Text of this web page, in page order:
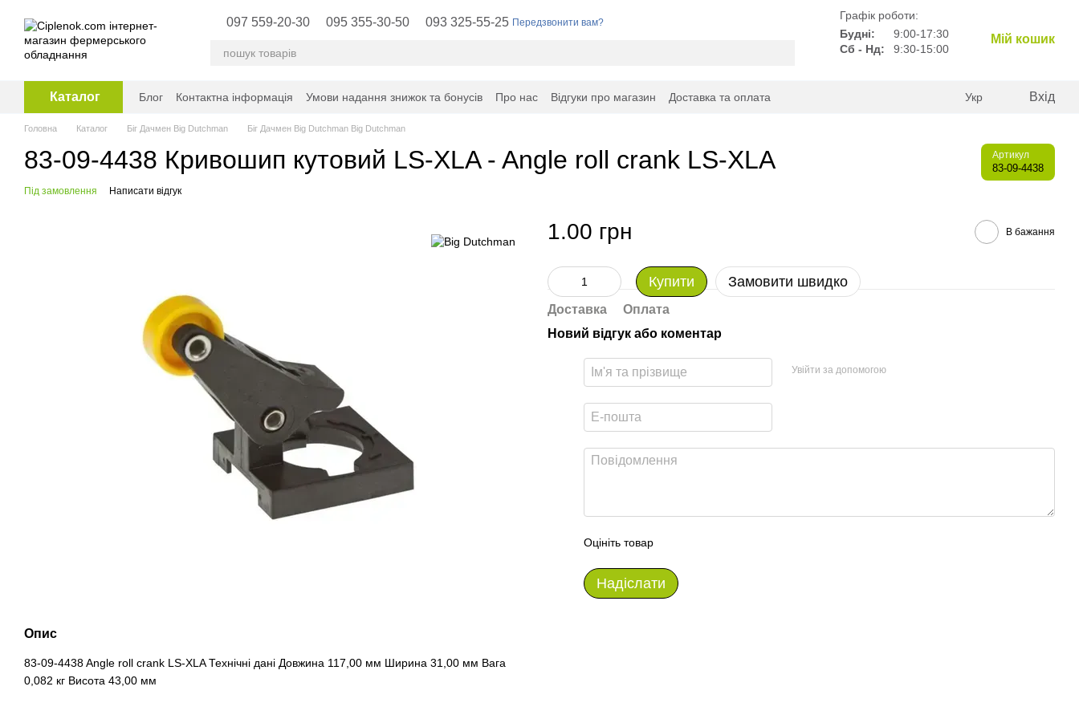
097 559-20-30 095 355-30-50 093 325-55-25 Передзвонити вам?
Графік роботи:
Будні:
9:00-17:30
Сб - Нд:
9:30-15:00
Мій кошик
Каталог Блог Контактна інформація Умови надання знижок та бонусів Про нас Відгуки про магазин Доставка та оплата Укр Вхід
Головна Каталог Біг Дачмен Big Dutchman Біг Дачмен Big Dutchman Big Dutchman
83-09-4438 Кривошип кутовий LS-XLA - Angle roll crank LS-XLA Артикул
83-09-4438
Під замовлення Написати відгук
Опис
83-09-4438 Angle roll crank LS-XLA Технічні дані Довжина 117,00 мм Ширина 31,00 мм Вага
0,082 кг Висота 43,00 мм
1.00 грн В бажання
Купити Замовити швидко
Доставка
Оплата
Новий відгук або коментар
Увійти за допомогою
Оцініть товар
Надіслати